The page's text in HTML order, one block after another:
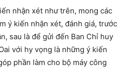
nhận xét như trên, mong các
ý kiến nhận xét, đánh giá, trước
sau là để gửi đến Ban Chỉ huy
với hy vọng là những ý kiến
phần làm cho bộ máy công